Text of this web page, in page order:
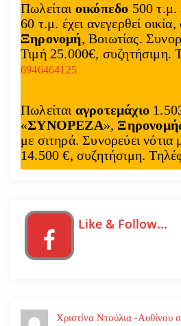
Πωλείται οικόπεδο 500 τ.μ.
60 τ.μ. έχει ανεγερθεί
Ξηρονομή, Βοιωτίας.
Τιμή 25.000€, συζητήσιμη.
6946464125
Πωλείται αγροτεμάχιο
«ΣΥΝΟΡΕΖΑ»,
με σιτηρά. Συνορεύει
14.500 €, συζητήσιμη.
Like & Follow…
Χριστίνα Ντούλια -Αυθίνου